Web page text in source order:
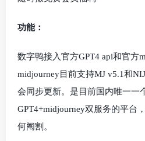
功能：
数字鸭接入官方GPT4 api和官方
midjourney目前支持MJ v5.1和
会同步更新。是目前国内唯一一
GPT4+midjourney双服务的平台
何阉割。